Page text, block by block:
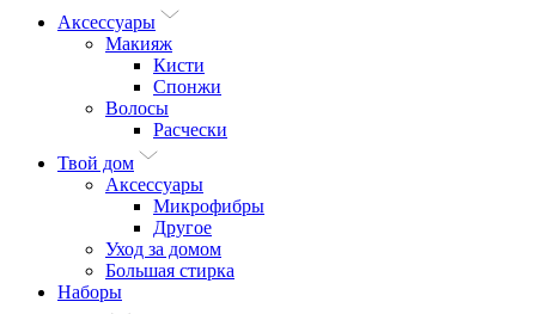
Аксессуары
Макияж
Кисти
Спонжи
Волосы
Расчески
Твой дом
Аксессуары
Микрофибры
Другое
Уход за домом
Большая стирка
Наборы